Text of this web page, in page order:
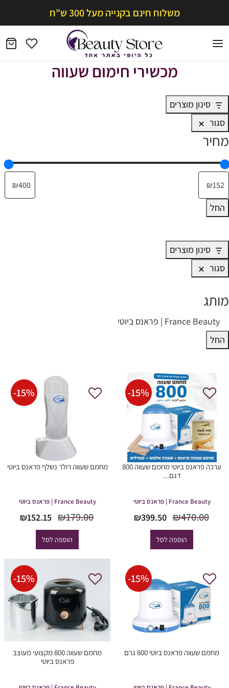
משלוח חינם בקנייה מעל 300 ש"ח
מכשירי חימום שעווה
סינון מוצרים
סגור
מחיר
החל
סינון מוצרים
סגור
מותג
מותגFrance Beauty | פראנס ביוטי
החל
-15%
ערכה פראנס ביוטי מחמם שעווה 800
דגם...
France Beauty | פראנס ביוטי
₪470.00
המחיר
היה:
₪470.00.
₪399.50
הוספה לסל
-15%
מחמם שעווה רולר נשלף פראנס ביוטי
France Beauty | פראנס ביוטי
₪179.00
המחיר
היה:
₪179.00.
₪152.15
הוספה לסל
-15%
מחמם שעווה פראנס ביוטי 800 גרם
-15%
מחמם שעווה 800 מקצועי מעוצב
פראנס ביוטי